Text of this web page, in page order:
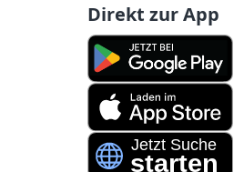
Direkt zur App